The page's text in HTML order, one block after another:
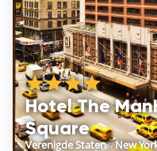
Hotel The
Square
Verenigde Staten/New